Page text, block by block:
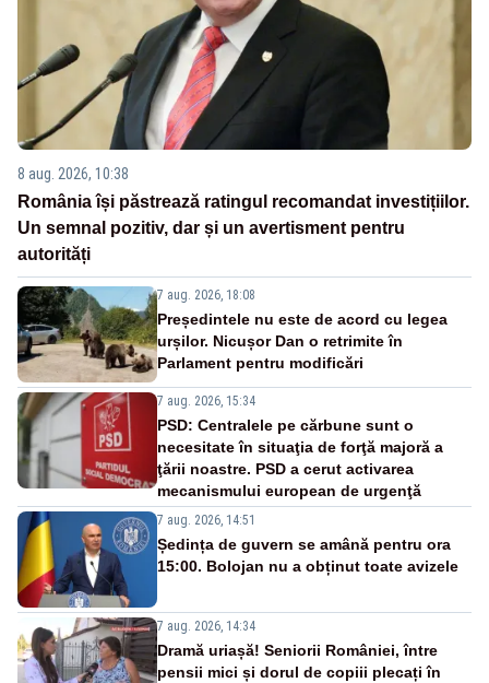
8 aug. 2026, 10:38
România își păstrează ratingul recomandat investițiilor.
Un semnal pozitiv, dar și un avertisment pentru
autorități
7 aug. 2026, 18:08
Președintele nu este de acord cu legea
urșilor. Nicușor Dan o retrimite în
Parlament pentru modificări
7 aug. 2026, 15:34
PSD: Centralele pe cărbune sunt o
necesitate în situaţia de forţă majoră a
ţării noastre. PSD a cerut activarea
mecanismului european de urgenţă
7 aug. 2026, 14:51
Ședința de guvern se amână pentru ora
15:00. Bolojan nu a obținut toate avizele
7 aug. 2026, 14:34
Dramă uriașă! Seniorii României, între
pensii mici și dorul de copiii plecați în